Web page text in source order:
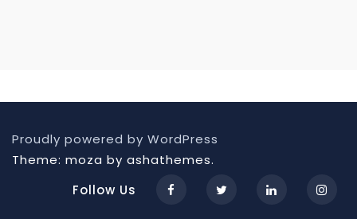
Proudly powered by WordPress
Theme: moza by ashathemes.
Follow Us